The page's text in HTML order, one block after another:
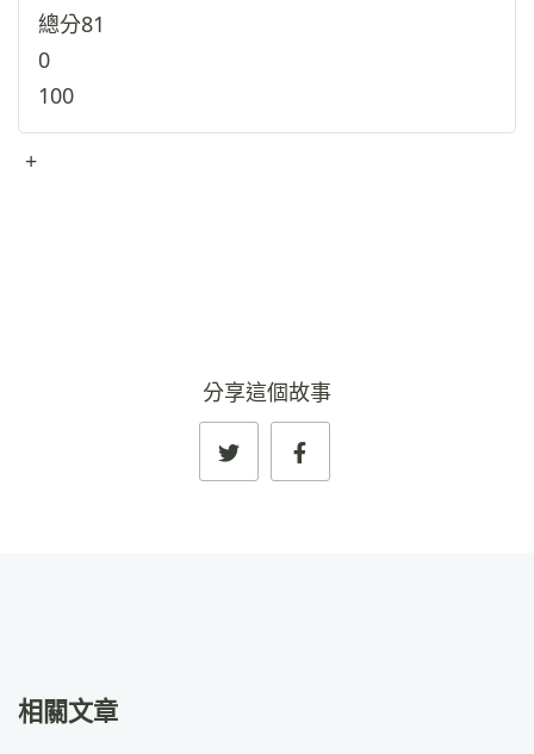
總分81
0
100
+
分享這個故事
相關文章